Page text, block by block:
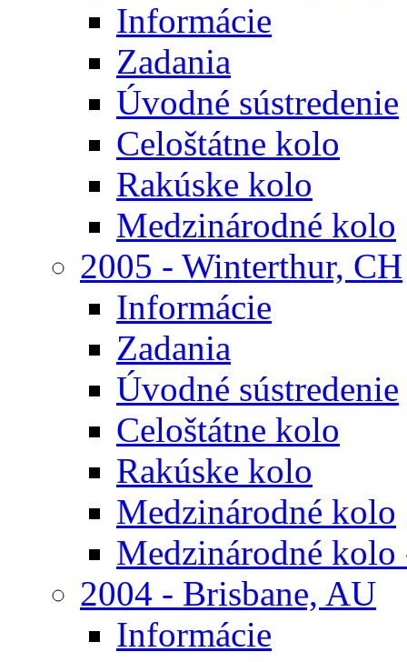
Informácie
Zadania
Úvodné sústredenie
Celoštátne kolo
Rakúske kolo
Medzinárodné kolo
2005 - Winterthur, CH
Informácie
Zadania
Úvodné sústredenie
Celoštátne kolo
Rakúske kolo
Medzinárodné kolo
Medzinárodné kolo
2004 - Brisbane, AU
Informácie